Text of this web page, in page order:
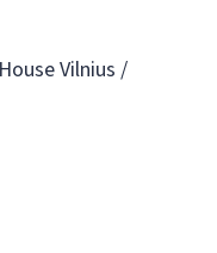
Vilnius /